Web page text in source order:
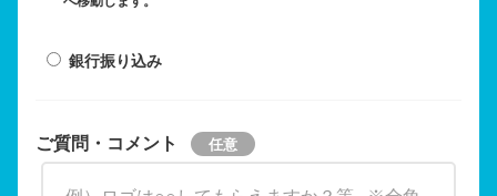
銀行振り込み
ご質問・コメント